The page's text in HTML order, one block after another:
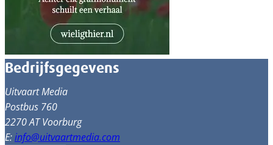
Bedrijfsgegevens
Uitvaart Media
Postbus 760
2270 AT Voorburg
E:info@uitvaartmedia.com